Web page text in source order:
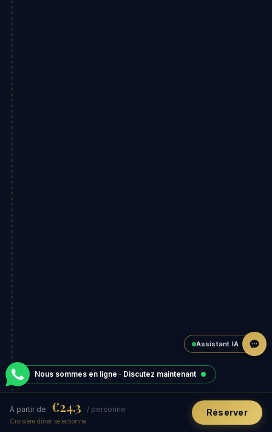
À partir de €24.3 / personne
Croisière dîner sélectionné
Réserver
Nous sommes en ligne · Discutez maintenant
Assistant IA